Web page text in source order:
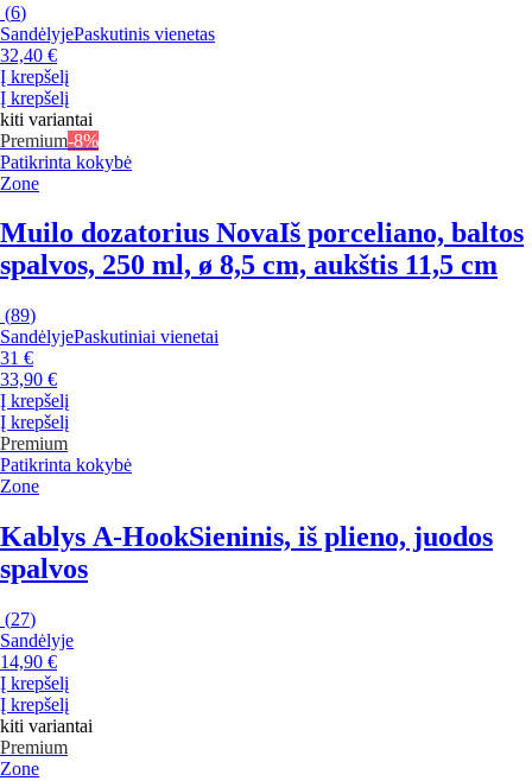
(6)
SandėlyjePaskutinis vienetas
32,40 €
Į krepšelį
Į krepšelį
kiti variantai
Premium-8%
Patikrinta kokybė
Zone
Muilo dozatorius NovaIš porceliano, baltos
spalvos, 250 ml, ø 8,5 cm, aukštis 11,5 cm
(89)
SandėlyjePaskutiniai vienetai
31 €
33,90 €
Į krepšelį
Į krepšelį
Premium
Patikrinta kokybė
Zone
Kablys A-HookSieninis, iš plieno, juodos
spalvos
(27)
Sandėlyje
14,90 €
Į krepšelį
Į krepšelį
kiti variantai
Premium
Zone